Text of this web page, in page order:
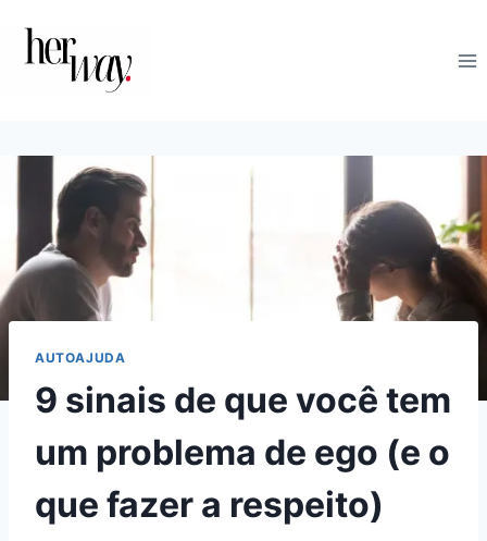
AUTOAJUDA
9 sinais de que você tem
um problema de ego (e o
que fazer a respeito)